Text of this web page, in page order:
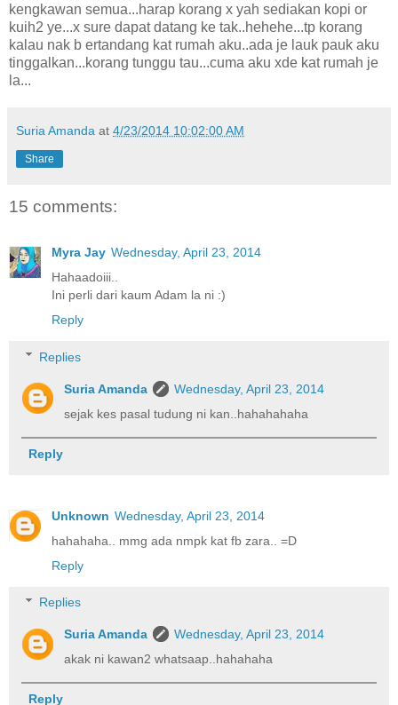
kengkawan semua...harap korang x yah sediakan kopi or
kuih2 ye...x sure dapat datang ke tak..hehehe...tp korang
kalau nak b ertandang kat rumah aku..ada je lauk pauk aku
tinggalkan...korang tunggu tau...cuma aku xde kat rumah je
la...
Suria Amanda at 4/23/2014 10:02:00 AM
Share
15 comments:
Myra Jay Wednesday, April 23, 2014
Hahaadoiii..
Ini perli dari kaum Adam la ni :)
Reply
Replies
Suria Amanda
Wednesday, April 23, 2014
sejak kes pasal tudung ni kan..hahahahaha
Reply
Unknown Wednesday, April 23, 2014
hahahaha.. mmg ada nmpk kat fb zara.. =D
Reply
Replies
Suria Amanda
Wednesday, April 23, 2014
akak ni kawan2 whatsaap..hahahaha
Reply